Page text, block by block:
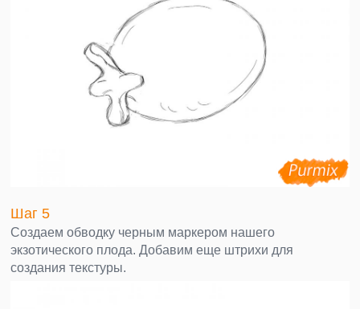
Шаг 5
Создаем обводку черным маркером нашего
экзотического плода. Добавим еще штрихи для
создания текстуры.